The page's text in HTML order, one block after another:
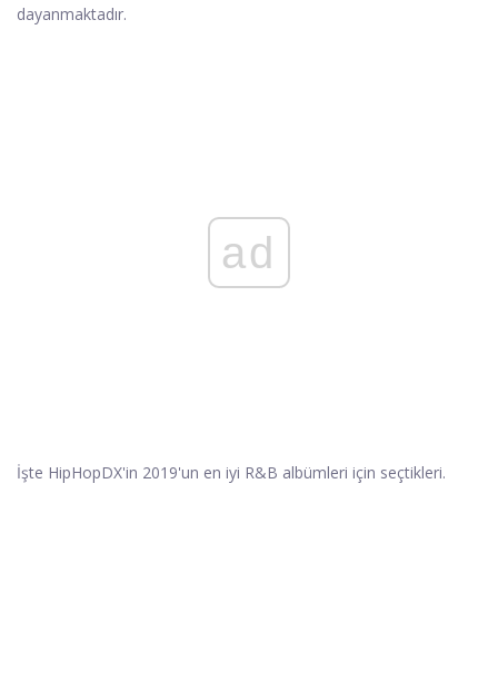
dayanmaktadır.
ad
İşte HipHopDX'in 2019'un en iyi R&B albümleri için seçtikleri.